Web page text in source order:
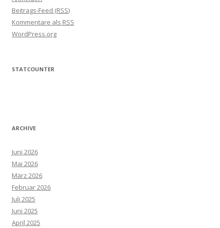
Beitrags-Feed (RSS)
Kommentare als RSS
WordPress.org
STATCOUNTER
ARCHIVE
Juni 2026
Mai 2026
März 2026
Februar 2026
Juli 2025
Juni 2025
April 2025